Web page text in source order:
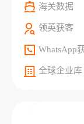
海关数据
领英获客
WhatsApp
全球企业库